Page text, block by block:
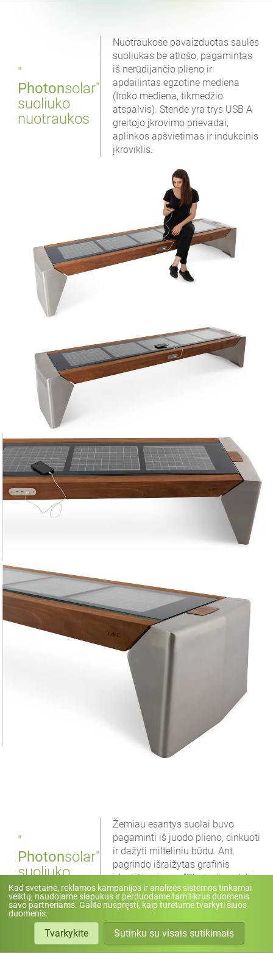
"
Photonsolar"
suoliuko
nuotraukos
Nuotraukose pavaizduotas saulės
suoliukas be atlošo, pagamintas
iš nerūdijančio plieno ir
apdailintas egzotine mediena
(Iroko mediena, tikmedžio
atspalvis). Stende yra trys USB A
greitojo įkrovimo prievadai,
aplinkos apšvietimas ir indukcinis
įkroviklis.
"
Photonsolar"
suoliuko
nuotraukos
Žemiau esantys suolai buvo
pagaminti iš juodo plieno, cinkuoti
ir dažyti milteliniu būdu. Ant
pagrindo išraižytas grafinis
identifikavimas. "Photon" suolelis
turi aplinkos apšvietimą, kuris
automatiškai įsijungia sutemus.
Kad svetainė, reklamos kampanijos ir analizės sistemos tinkamai
veiktų, naudojame slapukus ir perduodame tam tikrus duomenis
savo partneriams. Galite nuspręsti, kaip turėtume tvarkyti šiuos
duomenis.
Tvarkykite Sutinku su visais sutikimais